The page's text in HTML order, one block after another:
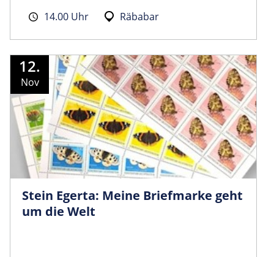
14.00 Uhr Räbabar
12.
Nov
Stein Egerta: Meine Briefmarke geht
um die Welt